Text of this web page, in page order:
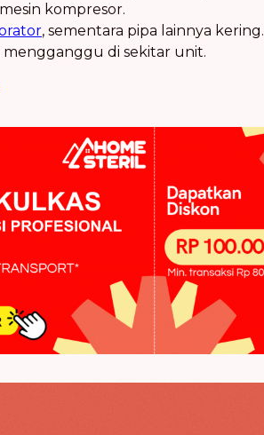
kompresor.
, sementara pipa lainnya kering.
mengganggu di sekitar unit.